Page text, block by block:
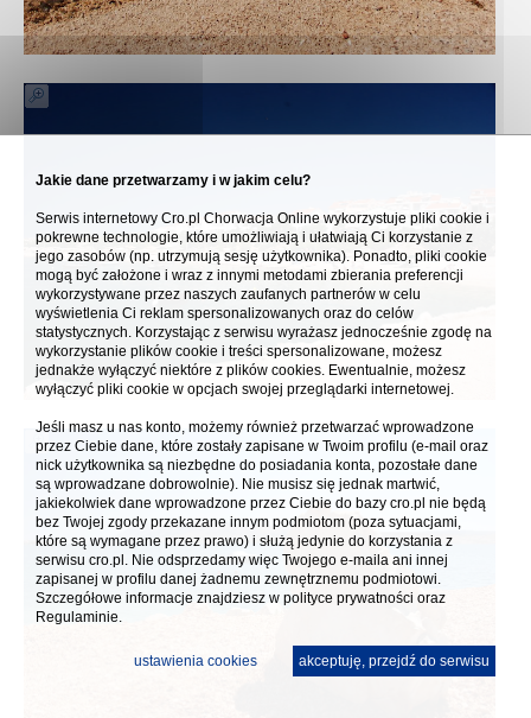
Jakie dane przetwarzamy i w jakim celu?
Serwis internetowy Cro.pl Chorwacja Online wykorzystuje pliki cookie i
pokrewne technologie, które umożliwiają i ułatwiają Ci korzystanie z
jego zasobów (np. utrzymują sesję użytkownika). Ponadto, pliki cookie
mogą być założone i wraz z innymi metodami zbierania preferencji
wykorzystywane przez naszych zaufanych partnerów w celu
wyświetlenia Ci reklam spersonalizowanych oraz do celów
statystycznych. Korzystając z serwisu wyrażasz jednocześnie zgodę na
wykorzystanie plików cookie i treści spersonalizowane, możesz
jednakże wyłączyć niektóre z plików cookies. Ewentualnie, możesz
wyłączyć pliki cookie w opcjach swojej przeglądarki internetowej.
Jeśli masz u nas konto, możemy również przetwarzać wprowadzone
przez Ciebie dane, które zostały zapisane w Twoim profilu (e-mail oraz
nick użytkownika są niezbędne do posiadania konta, pozostałe dane
są wprowadzane dobrowolnie). Nie musisz się jednak martwić,
jakiekolwiek dane wprowadzone przez Ciebie do bazy cro.pl nie będą
bez Twojej zgody przekazane innym podmiotom (poza sytuacjami,
które są wymagane przez prawo) i służą jedynie do korzystania z
serwisu cro.pl. Nie odsprzedamy więc Twojego e-maila ani innej
zapisanej w profilu danej żadnemu zewnętrznemu podmiotowi.
Szczegółowe informacje znajdziesz w polityce prywatności oraz
Regulaminie.
akceptuję, przejdź do serwisu
ustawienia cookies